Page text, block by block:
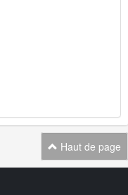
Haut de page